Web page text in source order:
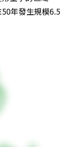
年發生規模6.5